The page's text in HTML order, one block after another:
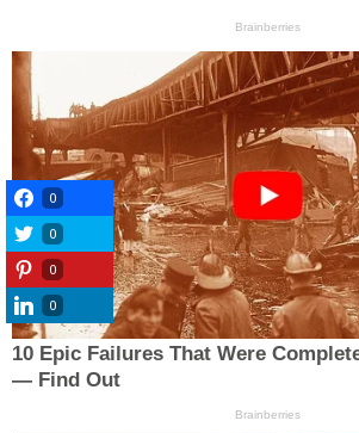
0
0
0
0